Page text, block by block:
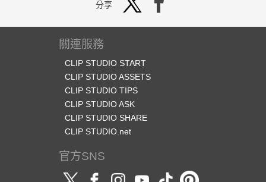
分享
關連服務
CLIP STUDIO START
CLIP STUDIO ASSETS
CLIP STUDIO TIPS
CLIP STUDIO ASK
CLIP STUDIO SHARE
CLIP STUDIO.net
官方SNS